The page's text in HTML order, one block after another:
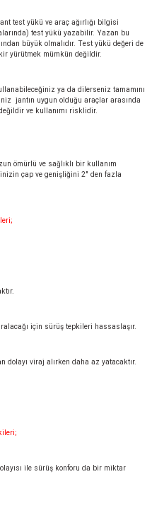
test yükü ve araç ağırlığı bilgisi
test yükü yazabilir. Yazan bu
büyük olmalıdır. Test yükü değeri de
yürütmek mümkün değildir.
ya da dilerseniz tamamını
jantın uygun olduğu araçlar arasında
ve kullanımı risklidir.
ömürlü ve sağlıklı bir kullanım
çap ve genişliğini 2" den fazla
için sürüş tepkileri hassaslaşır.
viraj alırken daha az yatacaktır.
ile sürüş konforu da bir miktar